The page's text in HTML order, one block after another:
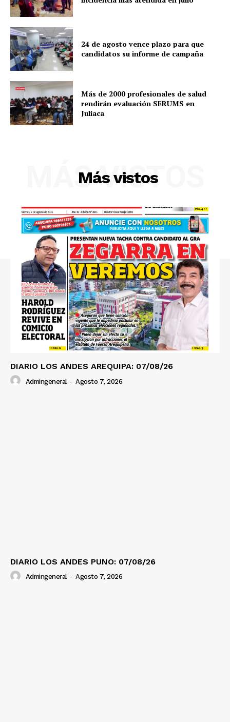
Nosotros
Contacto
Prensa
24 de agosto vence plazo para que
candidatos su informe de campaña
Más de 2000 profesionales de salud
rendirán evaluación SERUMS en
Juliaca
Más vistos
MÁS VISTOS
DIARIO LOS ANDES AREQUIPA: 07/08/26
Admingeneral - Agosto 7, 2026
DIARIO LOS ANDES PUNO: 07/08/26
Admingeneral - Agosto 7, 2026